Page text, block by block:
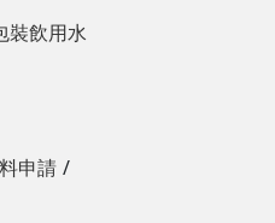
裝飲用水
申請